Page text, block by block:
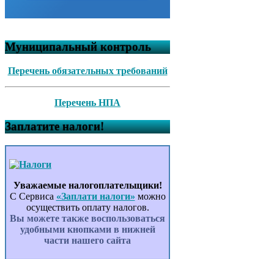
Муниципальный контроль
Перечень обязательных требований
Перечень НПА
Заплатите налоги!
Уважаемые налогоплательщики!
С Сервиса «Заплати налоги» можно
осуществить оплату налогов.
Вы можете также воспользоваться
удобными кнопками в нижней
части нашего сайта